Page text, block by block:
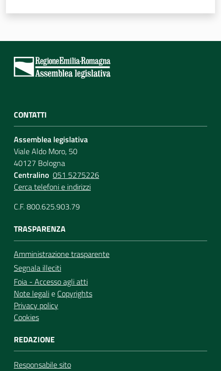
CONTATTI
Assemblea legislativa
Viale Aldo Moro, 50
40127 Bologna
Centralino 051 5275226
Cerca telefoni e indirizzi
C.F. 800.625.903.79
TRASPARENZA
Amministrazione trasparente
Segnala illeciti
Foia - Accesso agli atti
Note legalie Copyrights
Privacy policy
Cookies
REDAZIONE
Responsabile sito